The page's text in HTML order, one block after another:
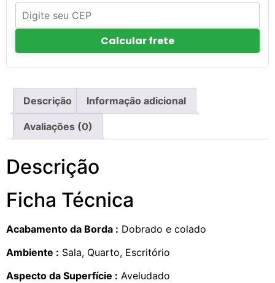
Calcular frete
Descrição Informação adicional
Avaliações (0)
Descrição
Ficha Técnica
Acabamento da Borda : Dobrado e colado
Ambiente : Sala, Quarto, Escritório
Aspecto da Superfície : Aveludado